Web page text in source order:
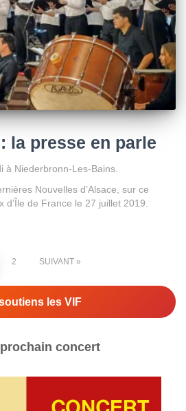
la presse en parle
à Niederbronn-Les-Bains.
Nouvelles d’Alsace, sur ce
d’Île de France le 27 juillet 2019.
2 SUIVANT
les VIF
concert